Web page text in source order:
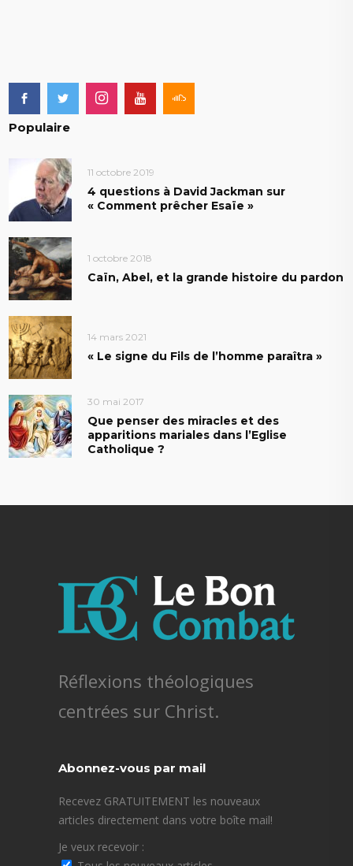
Populaire
11 octobre 2019
4 questions à David Jackman sur
« Comment prêcher Esaïe »
1 octobre 2018
Caïn, Abel, et la grande histoire du pardon
14 mars 2021
« Le signe du Fils de l’homme paraîtra »
30 mai 2017
Que penser des miracles et des
apparitions mariales dans l’Eglise
Catholique ?
Réflexions théologiques
centrées sur Christ.
Abonnez-vous par mail
Recevez GRATUITEMENT les nouveaux
articles directement dans votre boîte mail!
Je veux recevoir :